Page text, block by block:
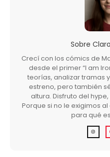
Sobre
Crecí con los cómics de
desde el primer “I am
teorías, analizar tramas
estreno, pero también
altura. Disfruto del
Porque si no le exigimos
para qué